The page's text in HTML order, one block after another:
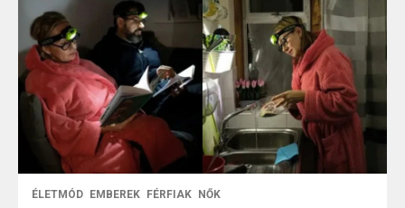
ÉLETMÓD EMBEREK FÉRFIAK NŐK